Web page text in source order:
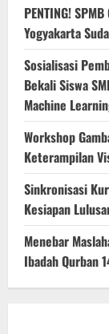
PENTING!
Yogyakarta
Sosialisasi
Bekali Siswa
Machine
Workshop
Keterampilan
Sinkronisasi
Kesiapan
Menebar
Ibadah Qurban